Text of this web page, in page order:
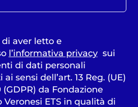
aver letto e
l’informativa privacysui
di dati personali
sensi dell’art. 13 Reg. (UE)
(GDPR) da Fondazione
Veronesi ETS in qualità di